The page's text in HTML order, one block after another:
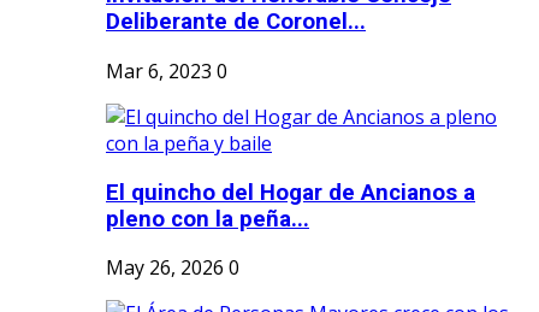
Deliberante de Coronel...
Mar 6, 2023 0
El quincho del Hogar de Ancianos a
pleno con la peña...
May 26, 2026 0